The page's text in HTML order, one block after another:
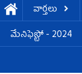
వార్తలు
మేనిఫెస్టో - 2024